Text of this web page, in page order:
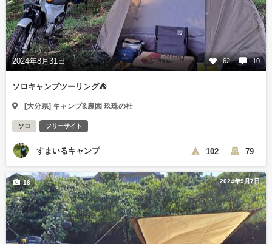
2024年8月31日 62 10
ソロキャンプツーリング⛺
[大分県] キャンプ&農園 玖珠の杜
ソロ フリーサイト
すまいるキャンプ 102 79
2024年9月7日
18